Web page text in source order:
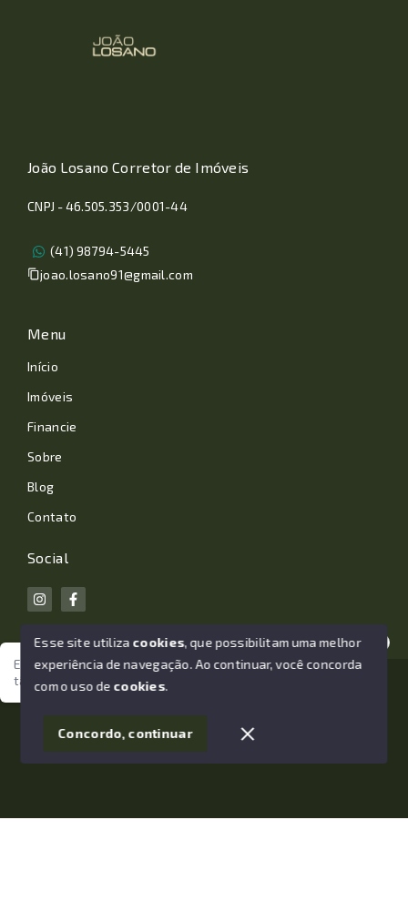
Estamos aqui para te ajudar. Vamos juntos nessa jornada
tão importante da sua vida?
João Losano Corretor de Imóveis
CNPJ - 46.505.353/0001-44
(41) 98794-5445
joao.losano91@gmail.com
Menu
Início
Imóveis
Financie
Sobre
Blog
Contato
Social
© Copyright 2026 - João Losano Corretor de Imóveis -
SITE PARA IMOBILIARIA
Esse site utiliza cookies, que possibilitam uma melhor
experiência de navegação.Ao continuar, você concorda
com o uso de cookies.
Concordo, continuar